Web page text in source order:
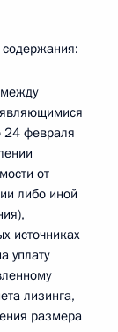
являющимися
24 февраля
от
либо иной
источниках
уплату
лизинга,
размера